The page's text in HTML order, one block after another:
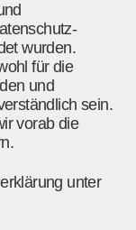
wurden.
für die
und
sein.
vorab die
unter